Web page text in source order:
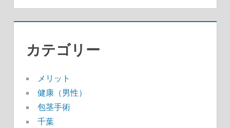
カテゴリー
メリット
健康（男性）
包茎手術
千葉